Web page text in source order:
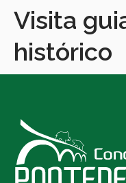
Visita
histórico